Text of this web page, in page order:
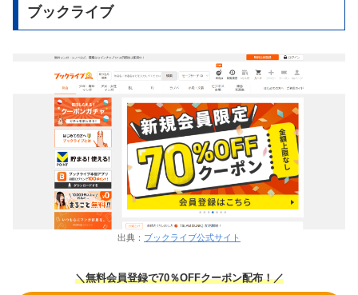
ブックライブ
出典： ブックライブ公式サイト
＼無料会員登録で70％OFFクーポン配布！／